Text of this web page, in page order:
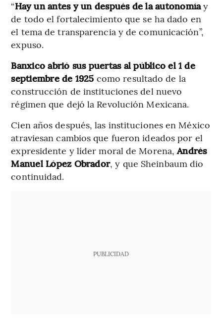
“Hay un antes y un después de la autonomíay
de todo el fortalecimiento que se ha dado en
el tema de transparencia y de comunicación”,
expuso.
Banxico abrió sus puertas al público el 1 de
septiembre de 1925 como resultado de la
construcción de instituciones del nuevo
régimen que dejó la Revolución Mexicana.
Cien años después, las instituciones en México
atraviesan cambios que fueron ideados por el
expresidente y líder moral de Morena,Andrés
Manuel López Obrador, y que Sheinbaum dio
continuidad.
PUBLICIDAD